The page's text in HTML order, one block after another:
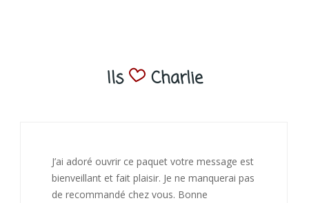
Ils Charlie
J’ai adoré ouvrir ce paquet votre message est
bienveillant et fait plaisir. Je ne manquerai pas
de recommandé chez vous. Bonne